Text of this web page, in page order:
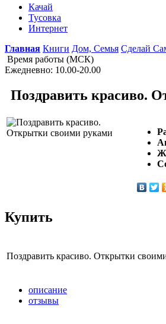
Качай
Тусовка
Интернет
Главная Книги Дом, Семья Сделай
Время работы (МСК)
Ежедневно: 10.00-20.00
Поздравить красиво.
Купить
Поздравить красиво. Открытки
описание
отзывы